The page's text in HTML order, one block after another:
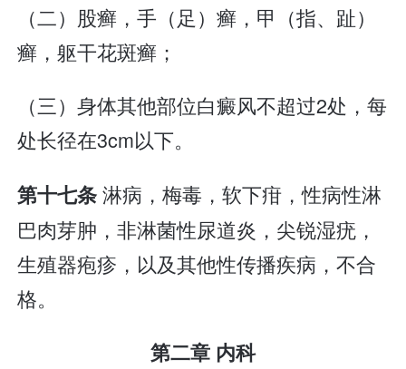
（二）股癣，手（足）癣，甲（指、趾）
癣，躯干花斑癣；
（三）身体其他部位白癜风不超过2处，每
处长径在3cm以下。
第十七条淋病，梅毒，软下疳，性病性淋
巴肉芽肿，非淋菌性尿道炎，尖锐湿疣，
生殖器疱疹，以及其他性传播疾病，不合
格。
第二章 内科